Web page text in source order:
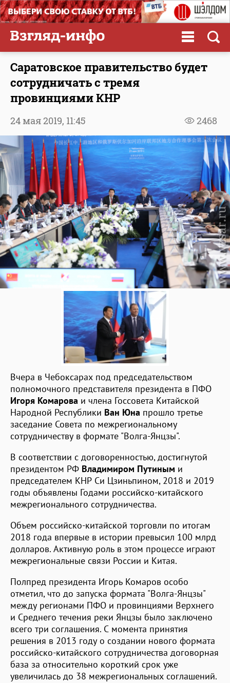
Саратовское правительство будет
сотрудничать с тремя
провинциями КНР
2468
24 мая 2019, 11:45
Вчера в Чебоксарах под председательством
полномочного представителя президента в ПФО
Игоря Комарова и члена Госсовета Китайской
Народной Республики Ван Юна прошло третье
заседание Совета по межрегиональному
сотрудничеству в формате "Волга-Янцзы".
В соответствии с договоренностью, достигнутой
президентом РФ Владимиром Путиным и
председателем КНР Си Цзиньпином, 2018 и 2019
годы объявлены Годами российско-китайского
межрегионального сотрудничества.
Объем российско-китайской торговли по итогам
2018 года впервые в истории превысил 100 млрд
долларов. Активную роль в этом процессе играют
межрегиональные связи России и Китая.
Полпред президента Игорь Комаров особо
отметил, что до запуска формата "Волга-Янцзы"
между регионами ПФО и провинциями Верхнего
и Среднего течения реки Янцзы было заключено
всего три соглашения. С момента принятия
решения в 2013 году о создании нового формата
российско-китайского сотрудничества договорная
база за относительно короткий срок уже
увеличилась до 38 межрегиональных соглашений.